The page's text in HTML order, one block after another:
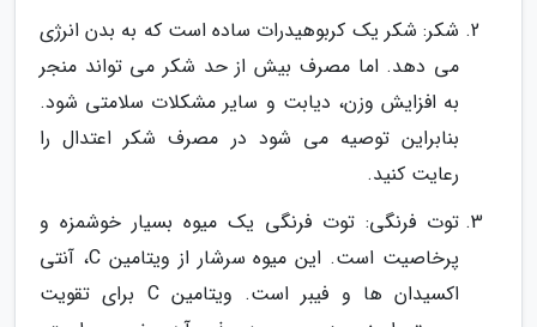
شکر: شکر یک کربوهیدرات ساده است که به بدن انرژی
می دهد. اما مصرف بیش از حد شکر می تواند منجر
به افزایش وزن، دیابت و سایر مشکلات سلامتی شود.
بنابراین توصیه می شود در مصرف شکر اعتدال را
رعایت کنید.
توت فرنگی: توت فرنگی یک میوه بسیار خوشمزه و
پرخاصیت است. این میوه سرشار از ویتامین C، آنتی
اکسیدان ها و فیبر است. ویتامین C برای تقویت